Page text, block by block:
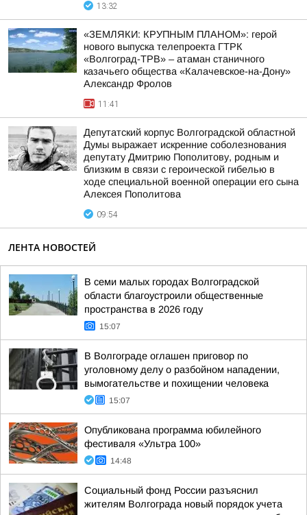
13:32
«ЗЕМЛЯКИ: КРУПНЫМ ПЛАНОМ»: герой
нового выпуска телепроекта ГТРК
«Волгоград-ТРВ» – атаман станичного
казачьего общества «Калачевское-на-Дону»
Александр Фролов
11:41
Депутатский корпус Волгоградской областной
Думы выражает искренние соболезнования
депутату Дмитрию Пополитову, родным и
близким в связи с героической гибелью в
ходе специальной военной операции его сына
Алексея Пополитова
09:54
ЛЕНТА НОВОСТЕЙ
В семи малых городах Волгоградской
области благоустроили общественные
пространства в 2026 году
15:07
В Волгограде оглашен приговор по
уголовному делу о разбойном нападении,
вымогательстве и похищении человека
15:07
Опубликована программа юбилейного
фестиваля «Ультра 100»
14:48
Социальный фонд России разъяснил
жителям Волгограда новый порядок учета